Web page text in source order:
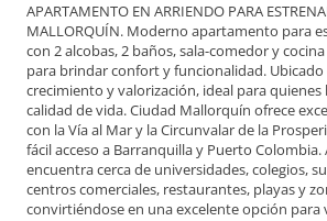
APARTAMENTO EN ARRIENDO PARA
MALLORQUÍN. Moderno apartamento para
con 2 alcobas, 2 baños, sala-comedor y
para brindar confort y funcionalidad.
crecimiento y valorización, ideal para
calidad de vida. Ciudad Mallorquín ofrece
con la Vía al Mar y la Circunvalar de la
fácil acceso a Barranquilla y Puerto Colombia.
encuentra cerca de universidades, colegios,
centros comerciales, restaurantes, playas y
convirtiéndose en una excelente opción para